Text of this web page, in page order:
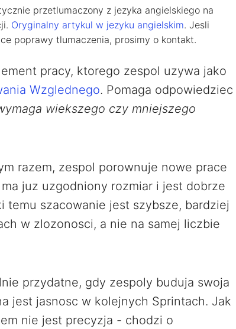
przetlumaczony z jezyka angielskiego na
Oryginalny artykul w jezyku angielskim. Jesli
poprawy tlumaczenia, prosimy o kontakt.
pracy, ktorego zespol uzywa jako
Wzglednego. Pomaga odpowiedziec
wiekszego czy mniejszego
razem, zespol porownuje nowe prace
juz uzgodniony rozmiar i jest dobrze
temu szacowanie jest szybsze, bardziej
w zlozonosci, a nie na samej liczbie
przydatne, gdy zespoly buduja swoja
jest jasnosc w kolejnych Sprintach. Jak
nie jest precyzja - chodzi o